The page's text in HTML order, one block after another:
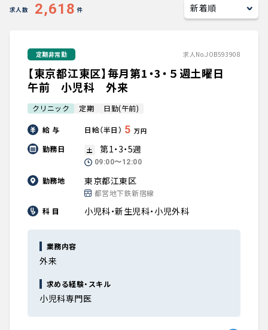
医師の求人・転職Q&A
知りたい・聞きたい
転職成功事例
医師の転職マニュアル
データで見る医師の平均年収
医師に役立つ取材記事
大学医局紹介
求人数 2,618 件
定期非常勤 求人No.JOB593908
【東京都江東区】毎月第1・3・５週土曜日
午前 小児科 外来
クリニック 定期 日勤(午前)
給 与 日給（半日） 5 万円
勤務日 土 第1・3・5週
09:00〜12:00
勤務地 東京都江東区
都営地下鉄新宿線
科 目
小児科・新生児科・小児外科
業務内容
外来
求める経験・スキル
小児科専門医